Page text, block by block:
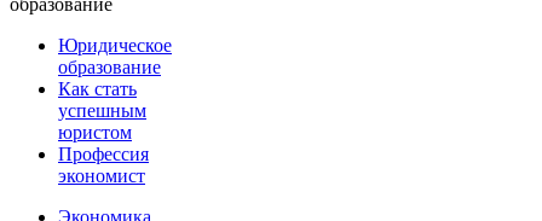
Юридическое
образование
Как стать
успешным
юристом
Профессия
экономист
Экономика